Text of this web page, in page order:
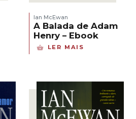
Ian McEwan
A Balada de Adam
Henry – Ebook
LER MAIS